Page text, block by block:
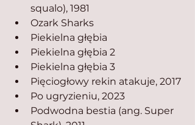
squalo), 1981
Ozark Sharks
Piekielna głębia
Piekielna głębia 2
Piekielna głębia 3
Pięciogłowy rekin atakuje, 2017
Po ugryzieniu, 2023
Podwodna bestia (ang. Super